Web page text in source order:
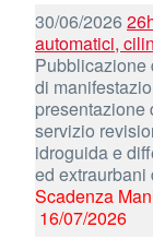
30/06/2026
automatici,
Pubblicazione
di
presentazione
servizio
idroguida e
ed extraurbani
Scadenza
16/07/2026